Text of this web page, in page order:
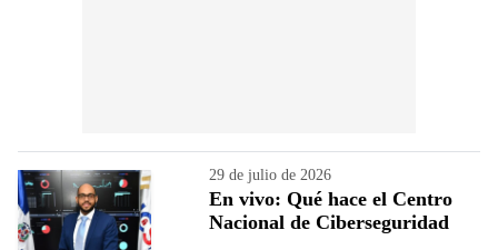
29 de julio de 2026
En vivo: Qué hace el Centro
Nacional de Ciberseguridad